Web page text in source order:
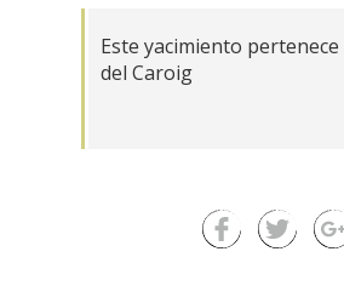
Este yacimiento
del Caroig